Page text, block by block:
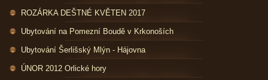
ROZÁRKA DEŠTNÉ KVĚTEN 2017
Ubytování na Pomezní Boudě v Krkonoších
Ubytování Šerlišský Mlýn - Hájovna
ÚNOR 2012 Orlické hory